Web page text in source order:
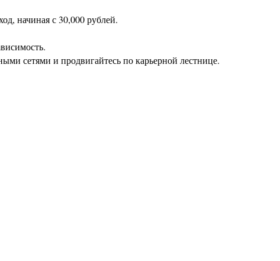
начиная с 30,000 рублей.
сетями и продвигайтесь по карьерной лестнице.